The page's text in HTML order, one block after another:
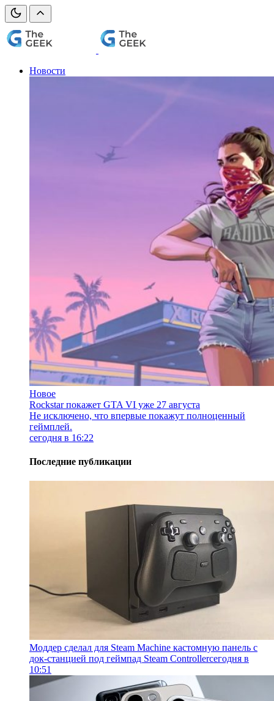
Новости
Новое
Rockstar покажет GTA VI уже 27 августа
Не исключено, что впервые покажут полноценный
геймплей.
сегодня в 16:22
Последние публикации
Моддер сделал для Steam Machine кастомную панель с
док-станцией под геймпад Steam Controllerсегодня в
10:51